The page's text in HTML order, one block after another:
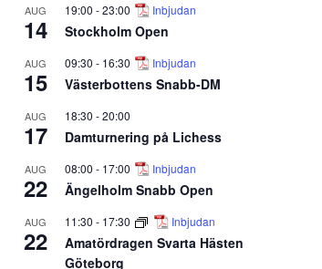
AUG
14
19:00 -23:00 Inbjudan
Stockholm Open
AUG
15
09:30 - 16:30 Inbjudan
Västerbottens Snabb-DM
AUG
17
18:30 -20:00
Damturnering på Lichess
AUG
22
08:00 - 17:00 Inbjudan
Ängelholm Snabb Open
AUG
22
11:30 - 17:30 Inbjudan
Amatördragen Svarta Hästen
Göteborg